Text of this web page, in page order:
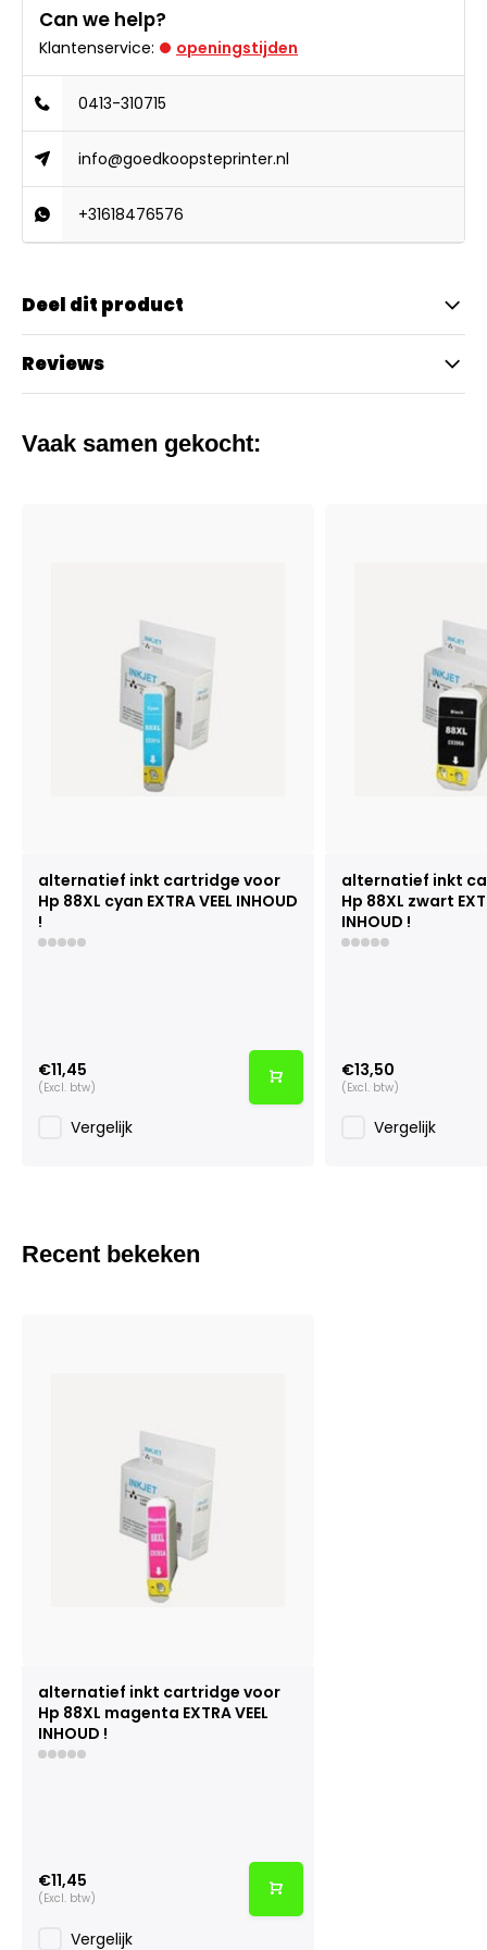
Can we help?
Klantenservice: openingstijden
0413-310715
info@goedkoopsteprinter.nl
+31618476576
Deel dit product
Reviews
Vaak samen gekocht:
alternatief inkt cartridge voor
Hp 88XL cyan EXTRA VEEL INHOUD
!
€11,45
(Excl. btw)
Vergelijk
alternatief inkt
Hp 88XL zwart
INHOUD !
€13,50
(Excl. btw)
Vergelijk
Recent bekeken
alternatief inkt cartridge voor
Hp 88XL magenta EXTRA VEEL
INHOUD !
€11,45
(Excl. btw)
Vergelijk